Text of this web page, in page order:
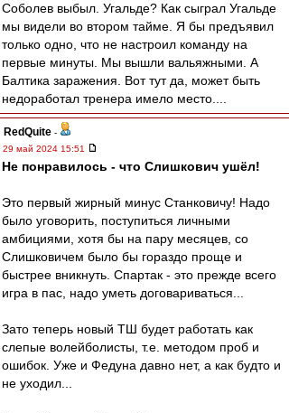
Соболев выбыл. Угальде? Как сыграл Угальде
мы видели во втором тайме. Я бы предъявил
только одно, что не настроил команду на
первые минуты. Мы вышли вальяжными. А
Балтика заражения. Вот тут да, может быть
недоработал тренера имело место....
RedQuite -
29 май 2024 15:51
Не понравилось - что Слишкович ушёл!
Это первый жирный минус Станковичу! Надо
было уговорить, поступиться личными
амбициями, хотя бы на пару месяцев, со
Слишковичем было бы гораздо проще и
быстрее вникнуть. Спартак - это прежде всего
игра в пас, надо уметь договариваться...
Зато теперь новый ТШ будет работать как
слепые волейболисты, т.е. методом проб и
ошибок. Уже и Федуна давно нет, а как будто и
не уходил...